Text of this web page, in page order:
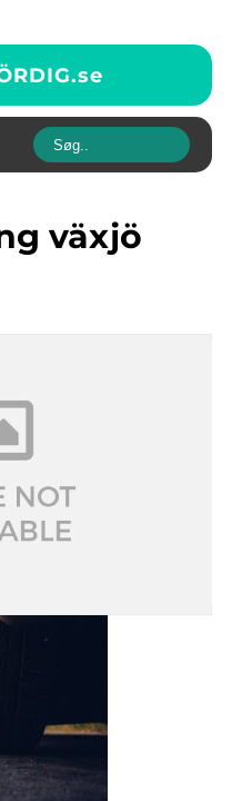
se
växjö